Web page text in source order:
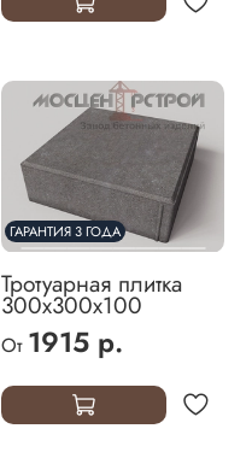
ГАРАНТИЯ 3 ГОДА
Тротуарная плитка
300х300х100
От 1915 р.